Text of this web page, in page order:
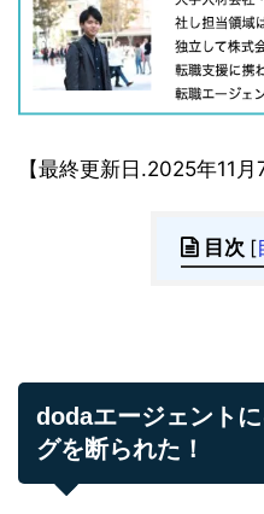
【最終更新日.2025年11月
目次 [
dodaエージェント
グを断られた！